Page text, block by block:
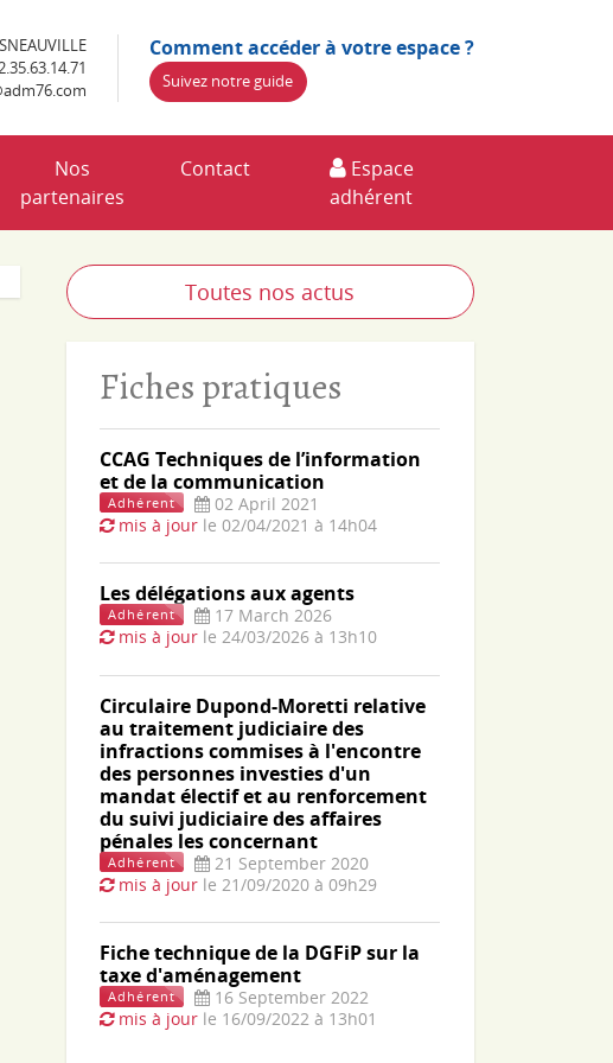
Comment accéder à votre espace ?
Suivez notre guide
Nos
partenaires
Contact
Espace
adhérent
Toutes nos actus
Fiches pratiques
CCAG Techniques de l’information
et de la communication
Adhérent
02 April 2021
mis à jour le 02/04/2021 à 14h04
Les délégations aux agents
Adhérent
17 March 2026
mis à jour le 24/03/2026 à 13h10
Circulaire Dupond-Moretti relative
au traitement judiciaire des
infractions commises à l'encontre
des personnes investies d'un
mandat électif et au renforcement
du suivi judiciaire des affaires
pénales les concernant
Adhérent
21 September 2020
mis à jour le 21/09/2020 à 09h29
Fiche technique de la DGFiP sur la
taxe d'aménagement
Adhérent
16 September 2022
mis à jour le 16/09/2022 à 13h01